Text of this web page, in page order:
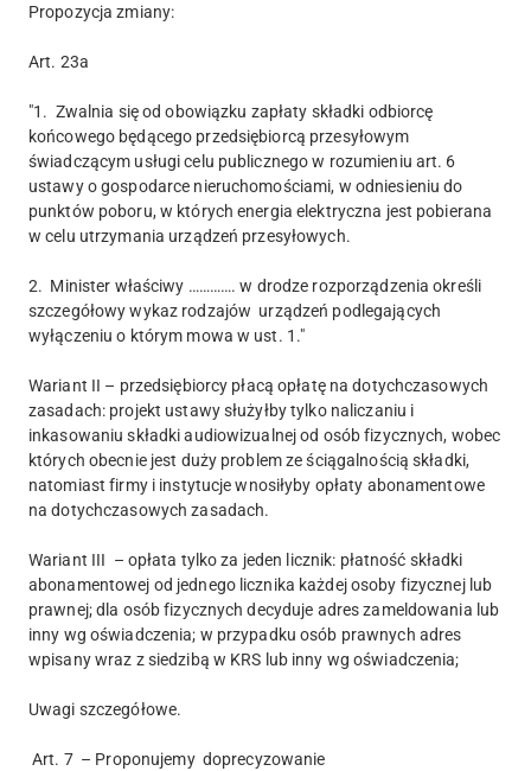
Propozycja zmiany:
Art. 23a
"1. Zwalnia się od obowiązku zapłaty składki odbiorcę
końcowego będącego przedsiębiorcą przesyłowym
świadczącym usługi celu publicznego w rozumieniu art. 6
ustawy o gospodarce nieruchomościami, w odniesieniu do
punktów poboru, w których energia elektryczna jest pobierana
w celu utrzymania urządzeń przesyłowych.
2. Minister właściwy …………. w drodze rozporządzenia określi
szczegółowy wykaz rodzajów urządzeń podlegających
wyłączeniu o którym mowa w ust. 1."
Wariant II – przedsiębiorcy płacą opłatę na dotychczasowych
zasadach: projekt ustawy służyłby tylko naliczaniu i
inkasowaniu składki audiowizualnej od osób fizycznych, wobec
których obecnie jest duży problem ze ściągalnością składki,
natomiast firmy i instytucje wnosiłyby opłaty abonamentowe
na dotychczasowych zasadach.
Wariant III – opłata tylko za jeden licznik: płatność składki
abonamentowej od jednego licznika każdej osoby fizycznej lub
prawnej; dla osób fizycznych decyduje adres zameldowania lub
inny wg oświadczenia; w przypadku osób prawnych adres
wpisany wraz z siedzibą w KRS lub inny wg oświadczenia;
Uwagi szczegółowe.
Art. 7 – Proponujemy doprecyzowanie